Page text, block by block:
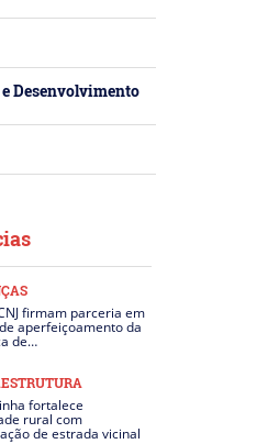
Desenvolvimento
firmam parceria em
aperfeiçoamento da
de…
fortalece
rural com
de estrada vicinal